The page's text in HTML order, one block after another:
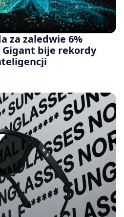
za zaledwie 6%
Gigant bije rekordy